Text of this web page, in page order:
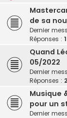
de sa
Dernier
Réponses : 1
Quand
05/2022
Dernier
Réponses : 2
Musique
pour un
Dernier